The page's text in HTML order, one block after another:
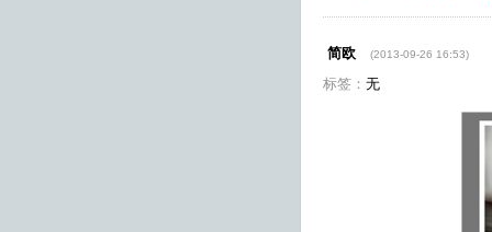
简欧 (2013-09-26 16:53)
标签： 无